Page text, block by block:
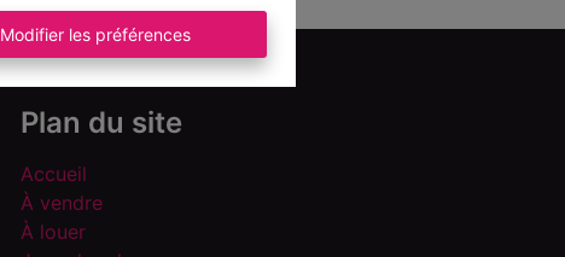
Modifier les préférences
Plan du site
Accueil
À vendre
À louer